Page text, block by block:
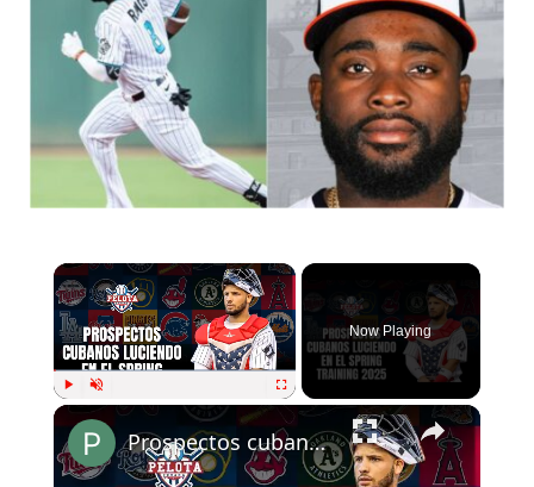
Now Playing
Prospectos cubanos luciendo en el Spring Training 2025